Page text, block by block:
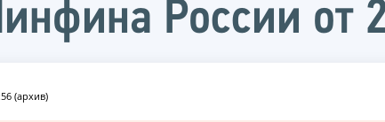
России от
(архив)